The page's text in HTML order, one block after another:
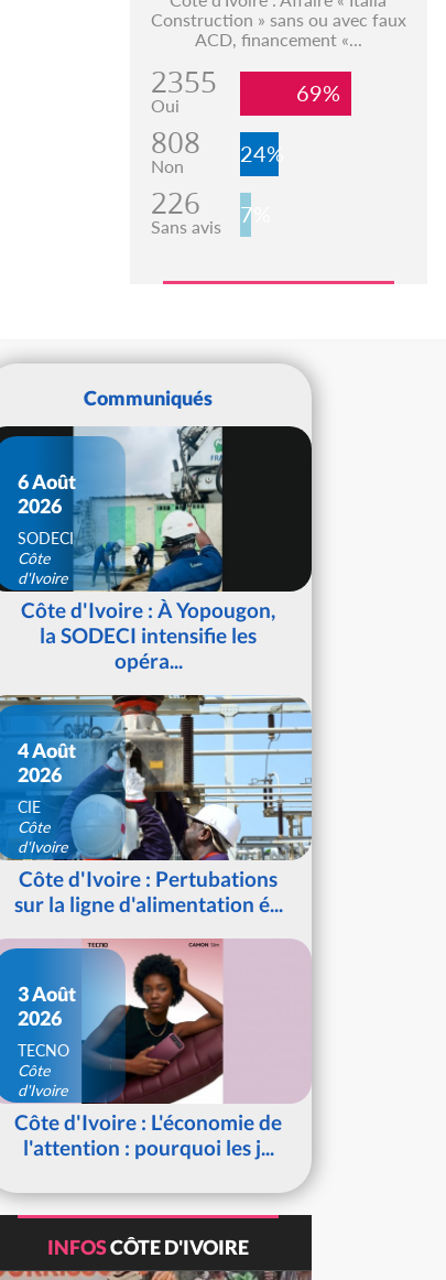
Construction » sans ou avec faux
ACD, financement «...
2355
Oui 69%
808
Non 24%
226
Sans avis 7%
Communiqués
6 Août
2026
SODECI
Côte
d'Ivoire
Côte d'Ivoire : À Yopougon,
la SODECI intensifie les
opéra...
4 Août
2026
CIE
Côte
d'Ivoire
Côte d'Ivoire : Pertubations
sur la ligne d'alimentation é...
3 Août
2026
TECNO
Côte
d'Ivoire
Côte d'Ivoire : L'économie de
l'attention : pourquoi les j...
INFOSCÔTE D'IVOIRE